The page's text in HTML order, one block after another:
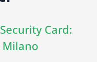
Card:
Milano